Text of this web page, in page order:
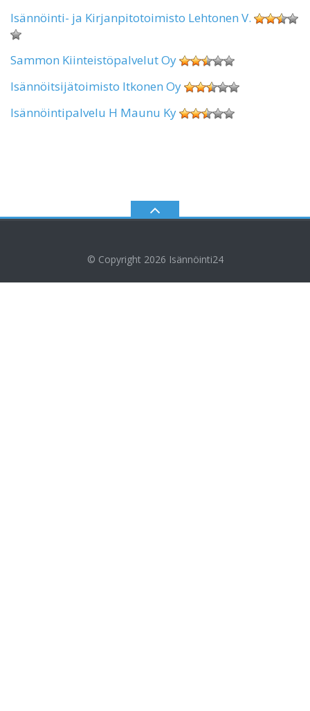
Isännöinti- ja Kirjanpitotoimisto Lehtonen V.
Sammon Kiinteistöpalvelut Oy
Isännöitsijätoimisto Itkonen Oy
Isännöintipalvelu H Maunu Ky
© Copyright 2026 Isännöinti24